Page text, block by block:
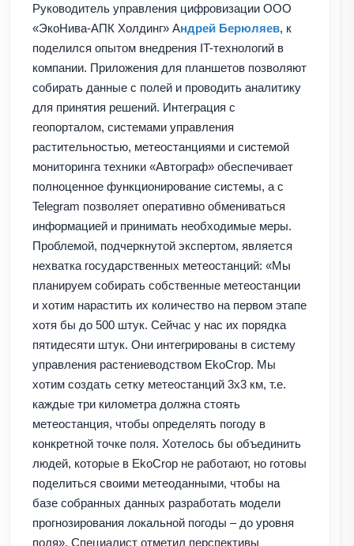
Руководитель управления цифровизации ООО
«ЭкоНива-АПК Холдинг» Андрей Берюляев, к
поделился опытом внедрения IT-технологий в
компании. Приложения для планшетов позволяют
собирать данные с полей и проводить аналитику
для принятия решений. Интеграция с
геопорталом, системами управления
растительностью, метеостанциями и системой
мониторинга техники «Автограф» обеспечивает
полноценное функционирование системы, а с
Telegram позволяет оперативно обмениваться
информацией и принимать необходимые меры.
Проблемой, подчеркнутой экспертом, является
нехватка государственных метеостанций: «Мы
планируем собирать собственные метеостанции
и хотим нарастить их количество на первом этапе
хотя бы до 500 штук. Сейчас у нас их порядка
пятидесяти штук. Они интегрированы в систему
управления растениеводством EkoCrop. Мы
хотим создать сетку метеостанций 3х3 км, т.е.
каждые три километра должна стоять
метеостанция, чтобы определять погоду в
конкретной точке поля. Хотелось бы объединить
людей, которые в EkoCrop не работают, но готовы
поделиться своими метеоданными, чтобы на
базе собранных данных разработать модели
прогнозирования локальной погоды – до уровня
поля». Специалист отметил перспективы